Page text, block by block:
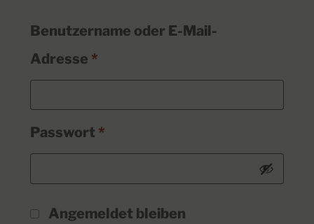
Benutzername oder E-Mail-
Adresse *
Passwort *
Angemeldet bleiben